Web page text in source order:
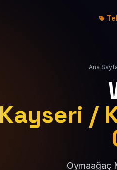
Ana
Kayseri /
Oymaağaç